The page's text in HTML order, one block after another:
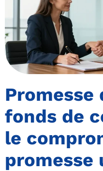
Promesse
fonds de
le
promesse